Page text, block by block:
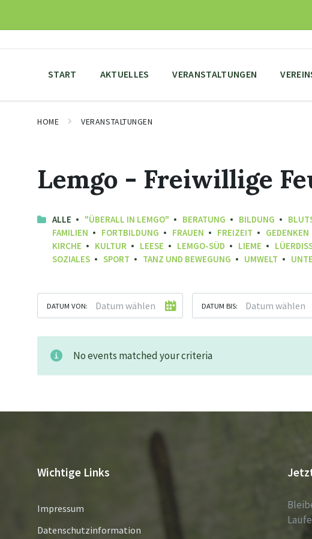
content
main
footer
START AKTUELLES VERANSTALTUNGEN
HOME VERANSTALTUNGEN
Lemgo - Freiwillige
ALLE "ÜBERALL IN LEMGO" BERATUNG BILDUNG
FAMILIEN
FORTBILDUNG FRAUEN FREIZEIT GEDENKEN
KIRCHE
KULTUR LEESE LEMGO-SÜD LIEME
SOZIALES
SPORT TANZ UND BEWEGUNG UMWELT
DATUM VON: DATUM BIS:
No events matched your criteria
Wichtige Links
Impressum
Datenschutzinformation